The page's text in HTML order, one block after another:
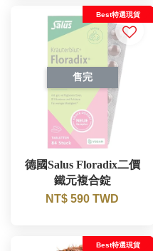
售完
Best特選現貨
德國Salus Floradix二價
鐵元複合錠
NT$ 590 TWD
Best特選現貨